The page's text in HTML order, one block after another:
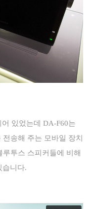
있었는데 DA-F60는
송해 주는 모바일 장치
투스 스피커들에 비해
습니다.